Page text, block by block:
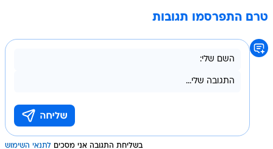
טרם התפרסמו תגובות
בשליחת התגובה אני מסכים לתנאי השימוש